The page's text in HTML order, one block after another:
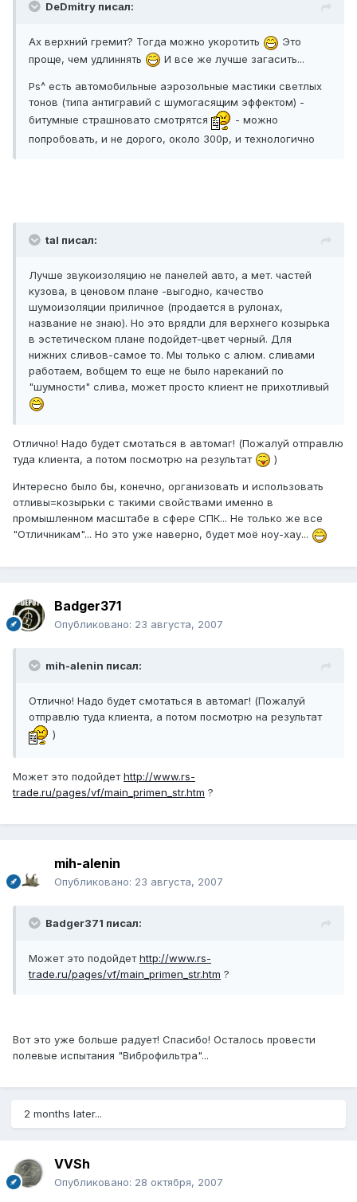
DeDmitry писал:
Ах верхний гремит? Тогда можно укоротить
Это
проще, чем удлиннять
И все же лучше загасить...
Ps^ есть автомобильные аэрозольные мастики светлых
тонов (типа антигравий с шумогасящим эффектом) -
битумные страшновато смотрятся
- можно
попробовать, и не дорого, около 300р, и технологично
tal писал:
Лучше звукоизоляцию не панелей авто, а мет. частей
кузова, в ценовом плане -выгодно, качество
шумоизоляции приличное (продается в рулонах,
название не знаю). Но это врядли для верхнего козырька
в эстетическом плане подойдет-цвет черный. Для
нижних сливов-самое то. Мы только с алюм. сливами
работаем, вобщем то еще не было нареканий по
"шумности" слива, может просто клиент не прихотливый
Отлично! Надо будет смотаться в автомаг! (Пожалуй отправлю
туда клиента, а потом посмотрю на результат
)
Интересно было бы, конечно, организовать и использовать
отливы=козырьки с такими свойствами именно в
промышленном масштабе в сфере СПК... Не только же все
"Отличникам"... Но это уже наверно, будет моё ноу-хау...
Badger371
Опубликовано: 23 августа, 2007
mih-alenin писал:
Отлично! Надо будет смотаться в автомаг! (Пожалуй
отправлю туда клиента, а потом посмотрю на результат
)
Может это подойдетhttp://www.rs-
trade.ru/pages/vf/main_primen_str.htm ?
mih-alenin
Опубликовано: 23 августа, 2007
Badger371 писал:
Может это подойдетhttp://www.rs-
trade.ru/pages/vf/main_primen_str.htm ?
Вот это уже больше радует! Спасибо! Осталось провести
полевые испытания "Виброфильтра"...
2 months later...
VVSh
Опубликовано: 28 октября, 2007